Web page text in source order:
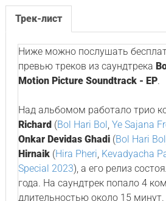
Трек-лист
Ниже можно послушать
превью треков из саундтрека
Motion Picture Soundtrack - EP.
Над альбомом работало трио
Richard(Bol Hari Bol, Ye Sajana
Onkar Devidas Ghadi(Bol Hari Bol
Hirnaik(Hira Pheri, Kevadyacha
Special 2023), а его релиз
года. На саундтрек попало 4
длительностью около 15